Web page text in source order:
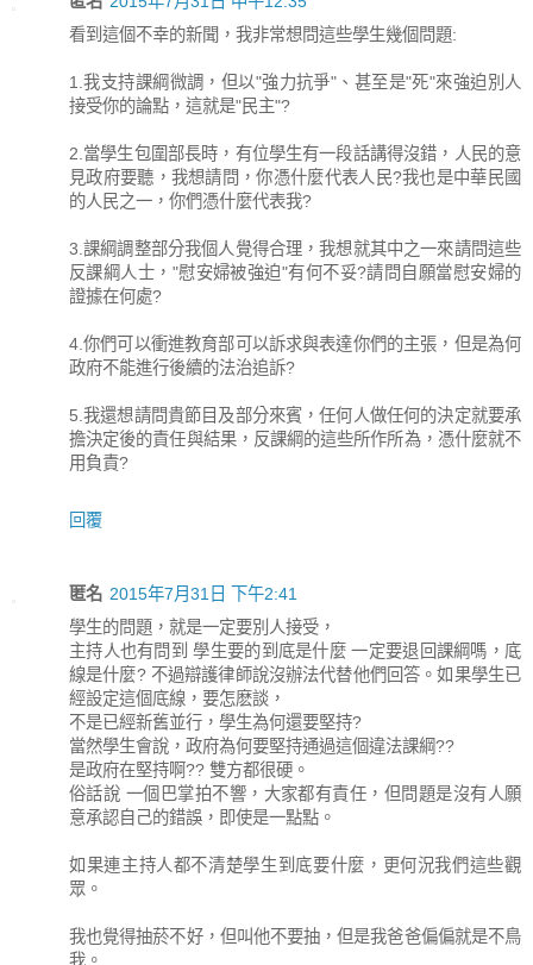
看到這個不幸的新聞，我非常想問這些學生幾個問題:
1.我支持課綱微調，但以"強力抗爭"、甚至是"死"來強迫別人
接受你的論點，這就是"民主"?
2.當學生包圍部長時，有位學生有一段話講得沒錯，人民的意
見政府要聽，我想請問，你憑什麼代表人民?我也是中華民國
的人民之一，你們憑什麼代表我?
3.課綱調整部分我個人覺得合理，我想就其中之一來請問這些
反課綱人士，"慰安婦被強迫"有何不妥?請問自願當慰安婦的
證據在何處?
4.你們可以衝進教育部可以訴求與表達你們的主張，但是為何
政府不能進行後續的法治追訴?
5.我還想請問貴節目及部分來賓，任何人做任何的決定就要承
擔決定後的責任與結果，反課綱的這些所作所為，憑什麼就不
用負責?
回覆
匿名 2015年7月31日 下午2:41
學生的問題，就是一定要別人接受，
主持人也有問到 學生要的到底是什麼 一定要退回課綱嗎，底
線是什麼? 不過辯護律師說沒辦法代替他們回答。如果學生已
經設定這個底線，要怎麽談，
不是已經新舊並行，學生為何還要堅持?
當然學生會說，政府為何要堅持通過這個違法課綱??
是政府在堅持啊?? 雙方都很硬。
俗話說 一個巴掌拍不響，大家都有責任，但問題是沒有人願
意承認自己的錯誤，即使是一點點。
如果連主持人都不清楚學生到底要什麼，更何況我們這些觀
眾。
我也覺得抽菸不好，但叫他不要抽，但是我爸爸偏偏就是不鳥
我。